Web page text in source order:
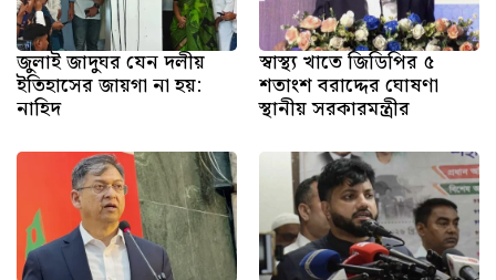
জুলাই জাদুঘর যেন দলীয়
ইতিহাসের জায়গা না হয়:
নাহিদ
স্বাস্থ্য খাতে জিডিপির ৫
শতাংশ বরাদ্দের ঘোষণা
স্থানীয় সরকারমন্ত্রীর